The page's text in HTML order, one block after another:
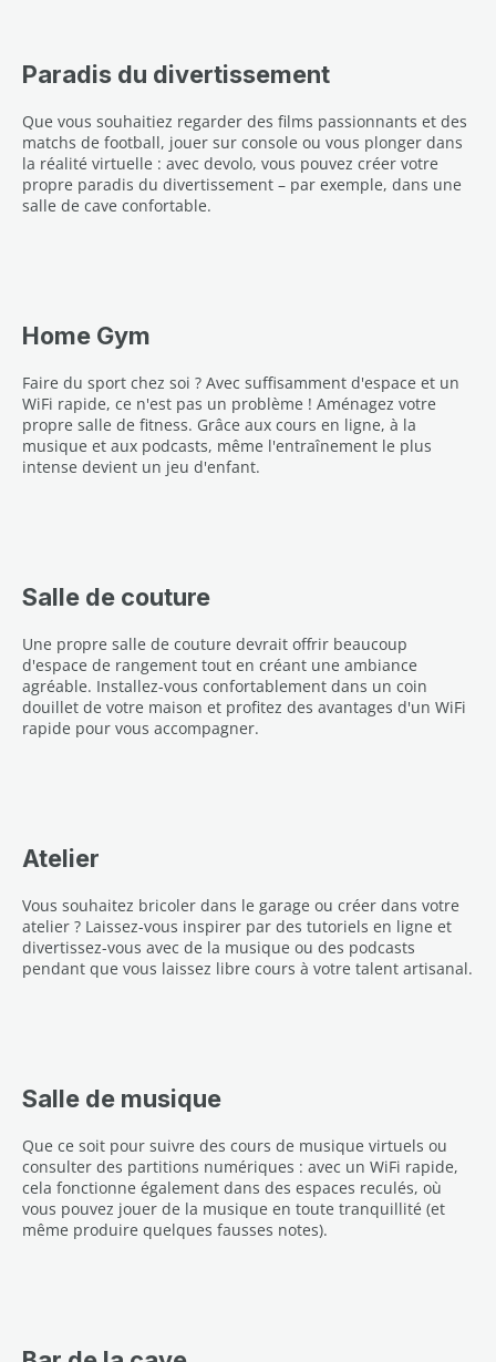
Paradis du divertissement
Que vous souhaitiez regarder des films passionnants et des
matchs de football, jouer sur console ou vous plonger dans
la réalité virtuelle : avec devolo, vous pouvez créer votre
propre paradis du divertissement – par exemple, dans une
salle de cave confortable.
Home Gym
Faire du sport chez soi ? Avec suffisamment d'espace et un
WiFi rapide, ce n'est pas un problème ! Aménagez votre
propre salle de fitness. Grâce aux cours en ligne, à la
musique et aux podcasts, même l'entraînement le plus
intense devient un jeu d'enfant.
Salle de couture
Une propre salle de couture devrait offrir beaucoup
d'espace de rangement tout en créant une ambiance
agréable. Installez-vous confortablement dans un coin
douillet de votre maison et profitez des avantages d'un WiFi
rapide pour vous accompagner.
Atelier
Vous souhaitez bricoler dans le garage ou créer dans votre
atelier ? Laissez-vous inspirer par des tutoriels en ligne et
divertissez-vous avec de la musique ou des podcasts
pendant que vous laissez libre cours à votre talent artisanal.
Salle de musique
Que ce soit pour suivre des cours de musique virtuels ou
consulter des partitions numériques : avec un WiFi rapide,
cela fonctionne également dans des espaces reculés, où
vous pouvez jouer de la musique en toute tranquillité (et
même produire quelques fausses notes).